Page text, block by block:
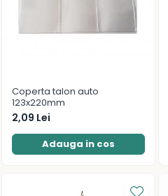
Coperta talon auto
123x220mm
2,09 Lei
Adauga in cos